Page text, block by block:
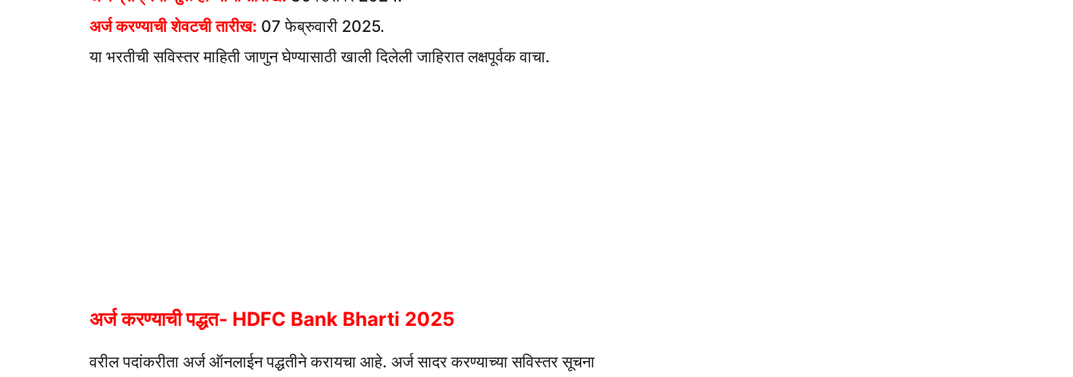
अर्ज करण्याची शेवटची तारीख: 07 फेब्रुवारी 2025.
या भरतीची सविस्तर माहिती जाणुन घेण्यासाठी खाली दिलेली जाहिरात लक्षपूर्वक वाचा.
अर्ज करण्याची पद्धत- HDFC Bank Bharti 2025
वरील पदांकरीता अर्ज ऑनलाईन पद्धतीने करायचा आहे. अर्ज सादर करण्याच्या सविस्तर सूचना